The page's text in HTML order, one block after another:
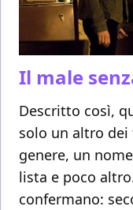
Il male
Descritto così,
solo un altro
genere, un
lista e poco
confermano: